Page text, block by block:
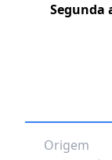
Segunda
Origem